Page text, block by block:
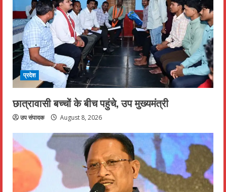
प्रदेश
छात्रावासी बच्चों के बीच पहुंचे, उप मुख्यमंत्री
उप संपादक August 8, 2026